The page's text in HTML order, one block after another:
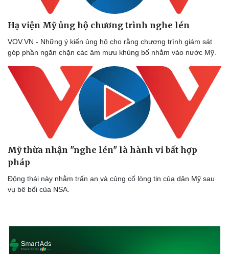
Hạ viện Mỹ ủng hộ chương trình nghe lén
VOV.VN - Những ý kiến ủng hộ cho rằng chương trình giám sát
góp phần ngăn chặn các âm mưu khủng bố nhằm vào nước Mỹ.
Mỹ thừa nhận "nghe lén" là hành vi bất hợp
pháp
Động thái này nhằm trấn an và củng cố lòng tin của dân Mỹ sau
vụ bê bối của NSA.